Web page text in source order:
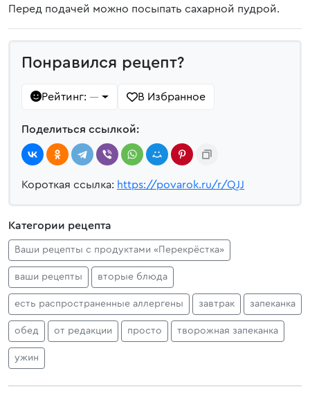
Перед подачей можно посыпать сахарной пудрой.
Понравился рецепт?
Рейтинг: — В Избранное
Поделиться ссылкой:
Короткая ссылка: https://povarok.ru/r/QJJ
Категории рецепта
Ваши рецепты с продуктами «Перекрёстка»
ваши рецепты вторые блюда
есть распространенные аллергены завтрак запеканка
обед от редакции просто творожная запеканка
ужин